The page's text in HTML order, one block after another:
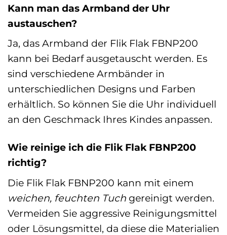
Kann man das Armband der Uhr
austauschen?
Ja, das Armband der Flik Flak FBNP200
kann bei Bedarf ausgetauscht werden. Es
sind verschiedene Armbänder in
unterschiedlichen Designs und Farben
erhältlich. So können Sie die Uhr individuell
an den Geschmack Ihres Kindes anpassen.
Wie reinige ich die Flik Flak FBNP200
richtig?
Die Flik Flak FBNP200 kann mit einem
weichen, feuchten Tuch gereinigt werden.
Vermeiden Sie aggressive Reinigungsmittel
oder Lösungsmittel, da diese die Materialien